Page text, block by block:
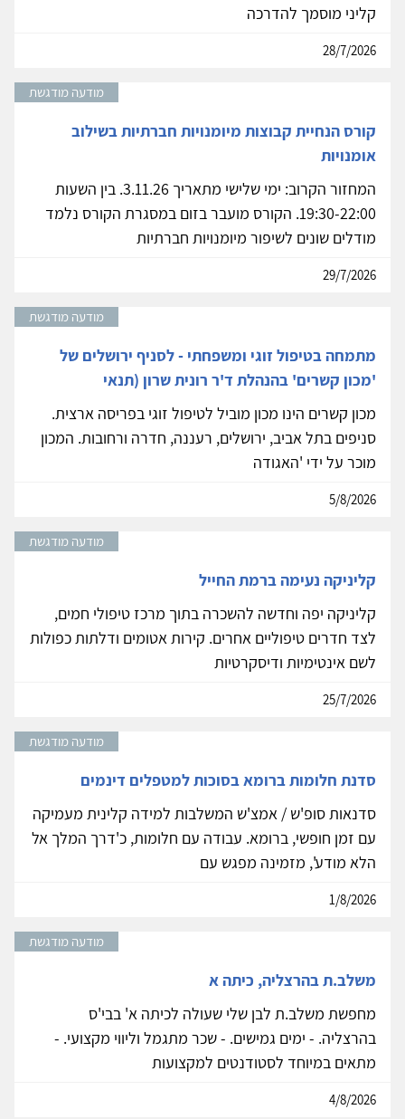
קליני מוסמך להדרכה
28/7/2026
מודעה מודגשת
קורס הנחיית קבוצות מיומנויות חברתיות בשילוב
אומנויות
המחזור הקרוב: ימי שלישי מתאריך 3.11.26. בין השעות
19:30-22:00. הקורס מועבר בזום במסגרת הקורס נלמד
מודלים שונים לשיפור מיומנויות חברתיות
29/7/2026
מודעה מודגשת
מתמחה בטיפול זוגי ומשפחתי - לסניף ירושלים של
'מכון קשרים' בהנהלת ד'ר רונית שרון (תנאי
מכון קשרים הינו מכון מוביל לטיפול זוגי בפריסה ארצית.
סניפים בתל אביב, ירושלים, רעננה, חדרה ורחובות. המכון
מוכר על ידי 'האגודה
5/8/2026
מודעה מודגשת
קליניקה נעימה ברמת החייל
קליניקה יפה וחדשה להשכרה בתוך מרכז טיפולי חמים,
לצד חדרים טיפוליים אחרים. קירות אטומים ודלתות כפולות
לשם אינטימיות ודיסקרטיות
25/7/2026
מודעה מודגשת
סדנת חלומות ברומא בסוכות למטפלים דינמים
סדנאות סופ'ש / אמצ'ש המשלבות למידה קלינית מעמיקה
עם זמן חופשי, ברומא. עבודה עם חלומות, כ'דרך המלך אל
הלא מודע', מזמינה מפגש עם
1/8/2026
מודעה מודגשת
משלב.ת בהרצליה, כיתה א
מחפשת משלב.ת לבן שלי שעולה לכיתה א' בבי'ס
בהרצליה. - ימים גמישים. - שכר מתגמל וליווי מקצועי. -
מתאים במיוחד לסטודנטים למקצועות
4/8/2026